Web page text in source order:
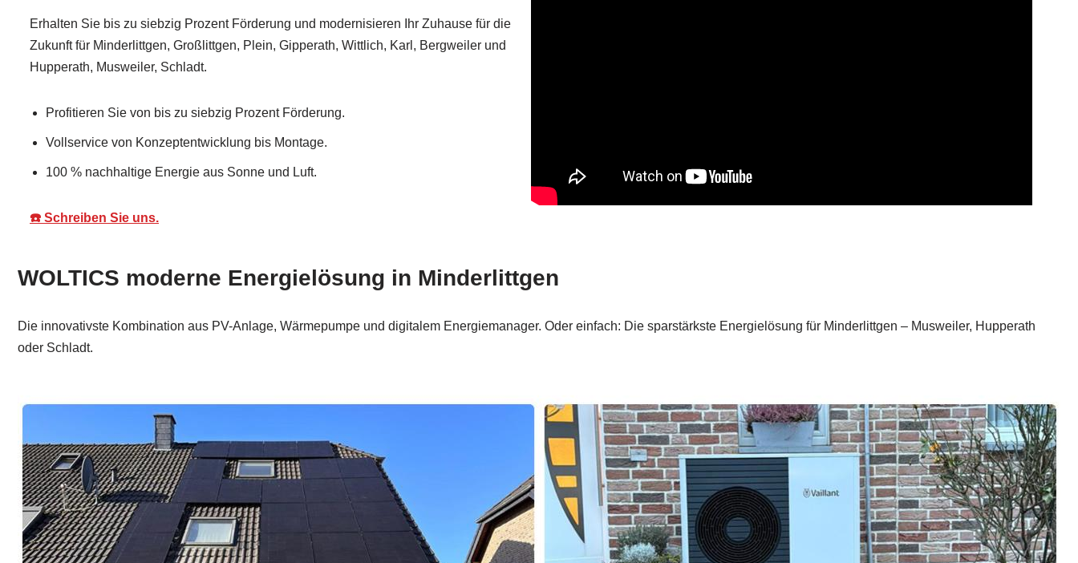
Erhalten Sie bis zu siebzig Prozent Förderung und modernisieren Ihr Zuhause für die
Zukunft für Minderlittgen, Großlittgen, Plein, Gipperath, Wittlich, Karl, Bergweiler und
Hupperath, Musweiler, Schladt.
Profitieren Sie von bis zu siebzig Prozent Förderung.
Vollservice von Konzeptentwicklung bis Montage.
100 % nachhaltige Energie aus Sonne und Luft.
☎️ Schreiben Sie uns.
WOLTICS moderne Energielösung in Minderlittgen
Die innovativste Kombination aus PV-Anlage, Wärmepumpe und digitalem Energiemanager. Oder einfach: Die sparstärkste Energielösung für Minderlittgen – Musweiler, Hupperath
oder Schladt.